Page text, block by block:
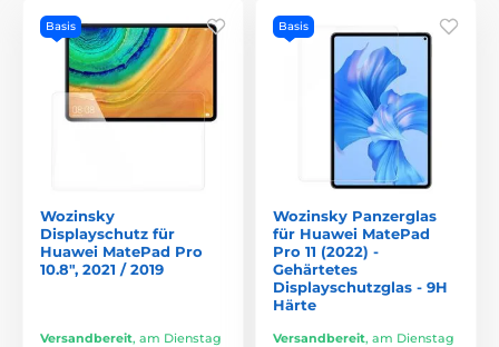
Basis
Wozinsky
Displayschutz für
Huawei MatePad Pro
10.8", 2021 / 2019
Versandbereit, am Dienstag
Basis
Wozinsky Panzerglas
für Huawei MatePad
Pro 11 (2022) -
Gehärtetes
Displayschutzglas - 9H
Härte
Versandbereit, am Dienstag